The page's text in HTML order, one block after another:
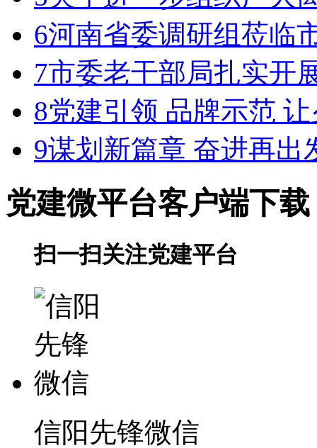
6河南省委调研组莅临
7市委老干部局扎实开
8党建引领 品牌示范
9谋划新篇章 奋进再
党建微平台客户端下载
扫一扫关注党建平台
信阳先锋微信